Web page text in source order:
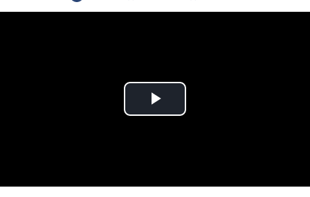
Play Video